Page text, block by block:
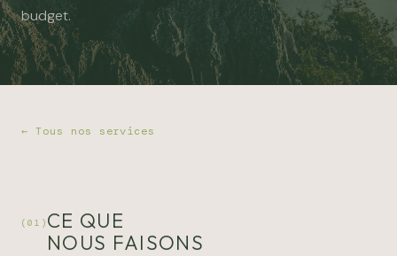
budget.
← Tous nos services
(01) CE QUE
NOUS FAISONS